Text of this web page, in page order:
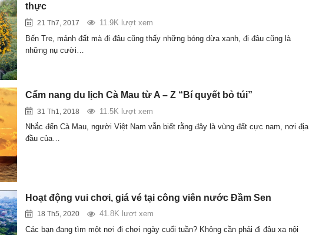
thực
21 Th7, 2017
11.9K lượt xem
Bến Tre, mảnh đất mà đi đâu cũng thấy những bóng dừa xanh, đi đâu cũng là
những nụ cười…
Cẩm nang du lịch Cà Mau từ A – Z “Bí quyết bỏ túi”
31 Th1, 2018
11.5K lượt xem
Nhắc đến Cà Mau, người Việt Nam vẫn biết rằng đây là vùng đất cực nam, nơi địa
đầu của…
Hoạt động vui chơi, giá vé tại công viên nước Đầm Sen
18 Th5, 2020
41.8K lượt xem
Các bạn đang tìm một nơi đi chơi ngày cuối tuần? Không cần phải đi đâu xa nội